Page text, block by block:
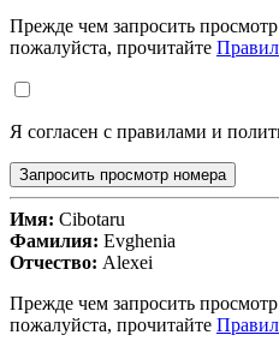
Прежде чем запросить
пожалуйста, прочитайте
Я согласен с правилами и
Запросить просмотр номера
Имя: Cibotaru
Фамилия: Evghenia
Отчество: Alexei
Прежде чем запросить
пожалуйста, прочитайте